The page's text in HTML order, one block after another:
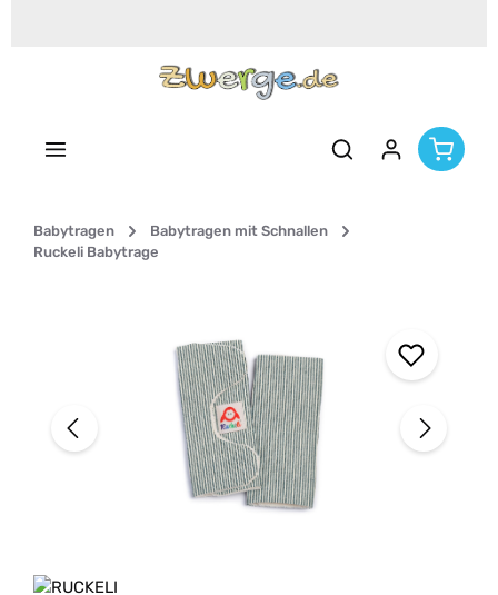
Babytragen
Babytragen mit Schnallen
Ruckeli Babytrage